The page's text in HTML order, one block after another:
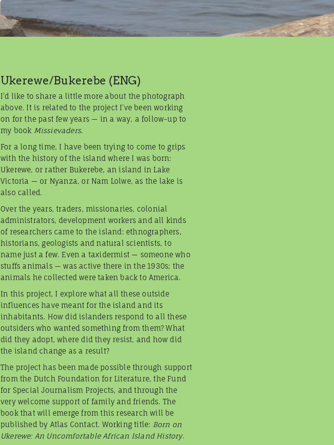
Ukerewe/Bukerebe (ENG)
I’d like to share a little more about the photograph
above. It is related to the project I’ve been working
on for the past few years — in a way, a follow-up to
my book Missievaders.
For a long time, I have been trying to come to grips
with the history of the island where I was born:
Ukerewe, or rather Bukerebe, an island in Lake
Victoria — or Nyanza, or Nam Lolwe, as the lake is
also called.
Over the years, traders, missionaries, colonial
administrators, development workers and all kinds
of researchers came to the island: ethnographers,
historians, geologists and natural scientists, to
name just a few. Even a taxidermist — someone who
stuffs animals — was active there in the 1930s; the
animals he collected were taken back to America.
In this project, I explore what all these outside
influences have meant for the island and its
inhabitants. How did islanders respond to all these
outsiders who wanted something from them? What
did they adopt, where did they resist, and how did
the island change as a result?
The project has been made possible through support
from the Dutch Foundation for Literature, the Fund
for Special Journalism Projects, and through the
very welcome support of family and friends. The
book that will emerge from this research will be
published by Atlas Contact. Working title: Born on
Ukerewe: An Uncomfortable African Island History.